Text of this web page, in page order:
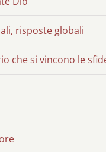
risposte globali
che si vincono le